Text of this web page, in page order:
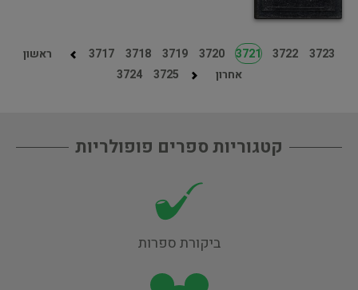
ראשון 3717 3718 3719 3720 3721 3722
3723
3724
3725 אחרון
קטגוריות ספרים פופולריות
ביקורת ספרות